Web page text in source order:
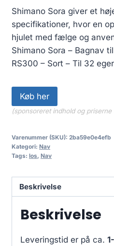
Shimano Sora giver et
specifikationer, hvor en
hjulet med fælge og
Shimano Sora – Bagnav
RS300 – Sort – Til 32
Køb her
(sponsoreret indhold og
Varenummer (SKU): 2ba59e0e4efb
Kategori: Nav
Tags: los, Nav
Beskrivelse
Beskrivelse
Leveringstid er på ca.